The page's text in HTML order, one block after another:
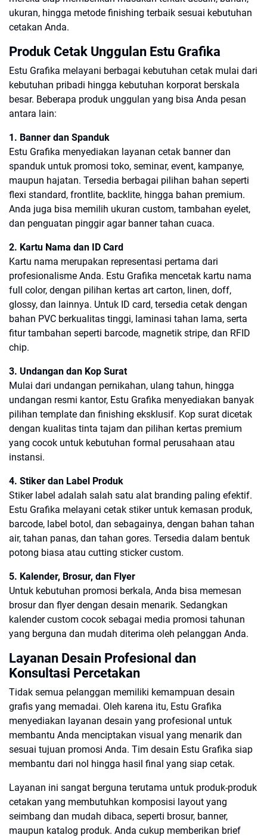
ukuran, hingga metode finishing terbaik sesuai kebutuhan
cetakan Anda.
Produk Cetak Unggulan Estu Grafika
Estu Grafika melayani berbagai kebutuhan cetak mulai dari
kebutuhan pribadi hingga kebutuhan korporat berskala
besar. Beberapa produk unggulan yang bisa Anda pesan
antara lain:
1. Banner dan Spanduk
Estu Grafika menyediakan layanan cetak banner dan
spanduk untuk promosi toko, seminar, event, kampanye,
maupun hajatan. Tersedia berbagai pilihan bahan seperti
flexi standard, frontlite, backlite, hingga bahan premium.
Anda juga bisa memilih ukuran custom, tambahan eyelet,
dan penguatan pinggir agar banner tahan cuaca.
2. Kartu Nama dan ID Card
Kartu nama merupakan representasi pertama dari
profesionalisme Anda. Estu Grafika mencetak kartu nama
full color, dengan pilihan kertas art carton, linen, doff,
glossy, dan lainnya. Untuk ID card, tersedia cetak dengan
bahan PVC berkualitas tinggi, laminasi tahan lama, serta
fitur tambahan seperti barcode, magnetik stripe, dan RFID
chip.
3. Undangan dan Kop Surat
Mulai dari undangan pernikahan, ulang tahun, hingga
undangan resmi kantor, Estu Grafika menyediakan banyak
pilihan template dan finishing eksklusif. Kop surat dicetak
dengan kualitas tinta tajam dan pilihan kertas premium
yang cocok untuk kebutuhan formal perusahaan atau
instansi.
4. Stiker dan Label Produk
Stiker label adalah salah satu alat branding paling efektif.
Estu Grafika melayani cetak stiker untuk kemasan produk,
barcode, label botol, dan sebagainya, dengan bahan tahan
air, tahan panas, dan tahan gores. Tersedia dalam bentuk
potong biasa atau cutting sticker custom.
5. Kalender, Brosur, dan Flyer
Untuk kebutuhan promosi berkala, Anda bisa memesan
brosur dan flyer dengan desain menarik. Sedangkan
kalender custom cocok sebagai media promosi tahunan
yang berguna dan mudah diterima oleh pelanggan Anda.
Layanan Desain Profesional dan
Konsultasi Percetakan
Tidak semua pelanggan memiliki kemampuan desain
grafis yang memadai. Oleh karena itu, Estu Grafika
menyediakan layanan desain yang profesional untuk
membantu Anda menciptakan visual yang menarik dan
sesuai tujuan promosi Anda. Tim desain Estu Grafika siap
membantu dari nol hingga hasil final yang siap cetak.
Layanan ini sangat berguna terutama untuk produk-produk
cetakan yang membutuhkan komposisi layout yang
seimbang dan mudah dibaca, seperti brosur, banner,
maupun katalog produk. Anda cukup memberikan brief